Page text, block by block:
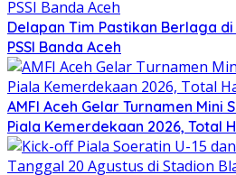
Delapan Tim Pastikan Berlaga
PSSI Banda Aceh
AMFI Aceh Gelar Turnamen Mini
Piala Kemerdekaan 2026, Total